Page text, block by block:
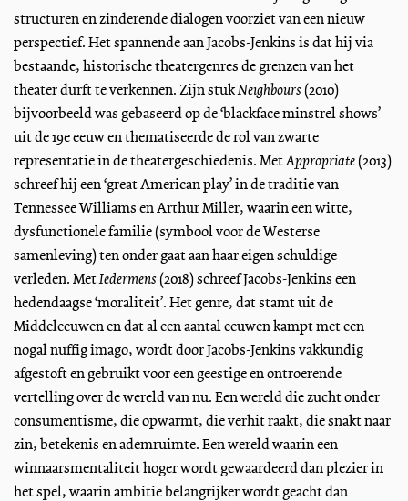
structuren en zinderende dialogen voorziet van een nieuw
perspectief. Het spannende aan Jacobs-Jenkins is dat hij via
bestaande, historische theatergenres de grenzen van het
theater durft te verkennen. Zijn stukNeighbours(2010)
bijvoorbeeld was gebaseerd op de ‘blackface minstrel shows’
uit de 19e eeuw en thematiseerde de rol van zwarte
representatie in de theatergeschiedenis. MetAppropriate(2013)
schreef hij een ‘great American play’ in de traditie van
Tennessee Williams en Arthur Miller, waarin een witte,
dysfunctionele familie (symbool voor de Westerse
samenleving) ten onder gaat aan haar eigen schuldige
verleden. MetIedermens(2018) schreef Jacobs-Jenkins een
hedendaagse ‘moraliteit’. Het genre, dat stamt uit de
Middeleeuwen en dat al een aantal eeuwen kampt met een
nogal nuffig imago, wordt door Jacobs-Jenkins vakkundig
afgestoft en gebruikt voor een geestige en ontroerende
vertelling over de wereld van nu. Een wereld die zucht onder
consumentisme, die opwarmt, die verhit raakt, die snakt naar
zin, betekenis en ademruimte. Een wereld waarin een
winnaarsmentaliteit hoger wordt gewaardeerd dan plezier in
het spel, waarin ambitie belangrijker wordt geacht dan